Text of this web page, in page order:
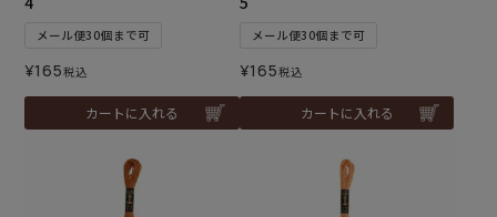
メール便30個まで可
¥165税込
カートに入れる
メール便30個まで可
¥165税込
カートに入れる